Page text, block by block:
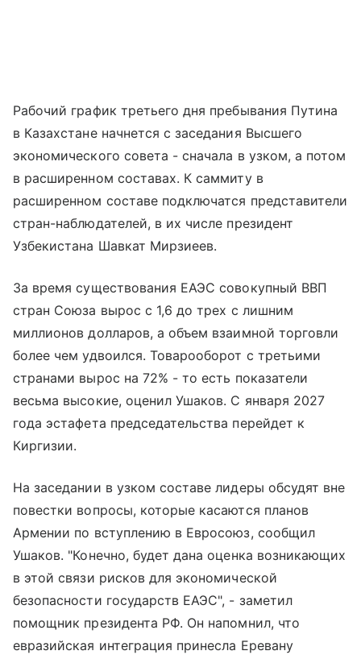
Рабочий график третьего дня пребывания Путина
в Казахстане начнется с заседания Высшего
экономического совета - сначала в узком, а потом
в расширенном составах. К саммиту в
расширенном составе подключатся представители
стран-наблюдателей, в их числе президент
Узбекистана Шавкат Мирзиеев.
За время существования ЕАЭС совокупный ВВП
стран Союза вырос с 1,6 до трех с лишним
миллионов долларов, а объем взаимной торговли
более чем удвоился. Товарооборот с третьими
странами вырос на 72% - то есть показатели
весьма высокие, оценил Ушаков. С января 2027
года эстафета председательства перейдет к
Киргизии.
На заседании в узком составе лидеры обсудят вне
повестки вопросы, которые касаются планов
Армении по вступлению в Евросоюз, сообщил
Ушаков. "Конечно, будет дана оценка возникающих
в этой связи рисков для экономической
безопасности государств ЕАЭС", - заметил
помощник президента РФ. Он напомнил, что
евразийская интеграция принесла Еревану